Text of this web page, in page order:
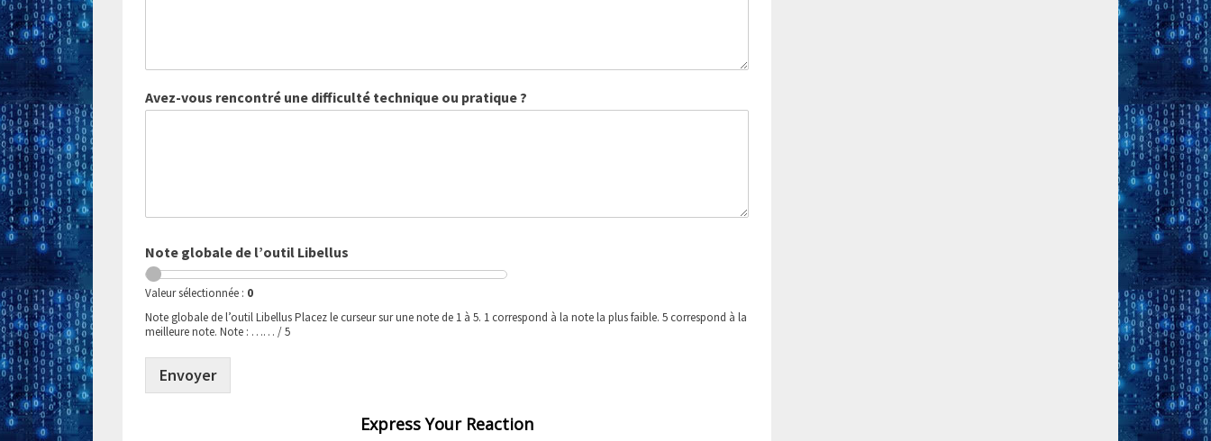
Avez-vous rencontré une difficulté technique ou pratique ?
Note globale de l’outil Libellus
Valeur sélectionnée : 0
Note globale de l’outil Libellus Placez le curseur sur une note de 1 à 5. 1 correspond à la note la plus faible. 5 correspond à la
meilleure note. Note : …… / 5
Envoyer
Express Your Reaction